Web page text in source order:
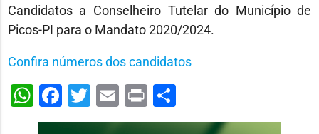
Candidatos a Conselheiro Tutelar do Município de
Picos-PI para o Mandato 2020/2024.
Confira números dos candidatos
WhatsApp
Facebook
Twitter
Email
PrintShare